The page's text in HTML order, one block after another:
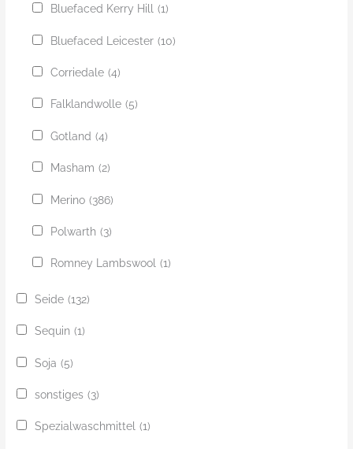
Bluefaced Kerry Hill (1)
Bluefaced Leicester (10)
Corriedale (4)
Falklandwolle (5)
Gotland (4)
Masham (2)
Merino (386)
Polwarth (3)
Romney Lambswool (1)
Seide (132)
Sequin (1)
Soja (5)
sonstiges (3)
Spezialwaschmittel (1)